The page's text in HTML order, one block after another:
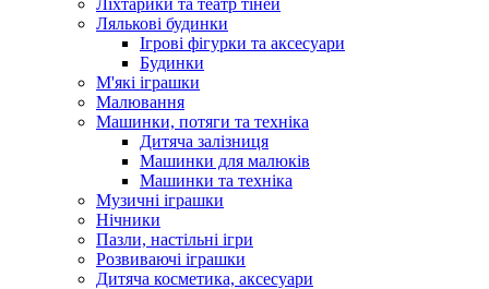
Ліхтарики та театр тіней
Лялькові будинки
Ігрові фігурки та аксесуари
Будинки
М'які іграшки
Малювання
Машинки, потяги та техніка
Дитяча залізниця
Машинки для малюків
Машинки та техніка
Музичні іграшки
Нічники
Пазли, настільні ігри
Розвиваючі іграшки
Дитяча косметика, аксесуари